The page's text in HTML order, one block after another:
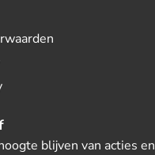
blijven van acties en